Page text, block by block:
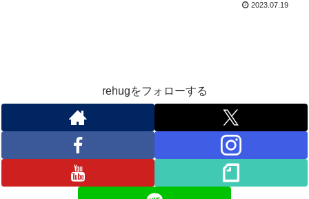
2023.07.19
rehugをフォローする